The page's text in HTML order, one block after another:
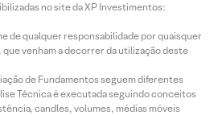
no site da XP Investimentos:
de qualquer responsabilidade por quaisquer
venham a decorrer da utilização deste
de Fundamentos seguem diferentes
Técnica é executada seguindo conceitos
candles, volumes, médias móveis